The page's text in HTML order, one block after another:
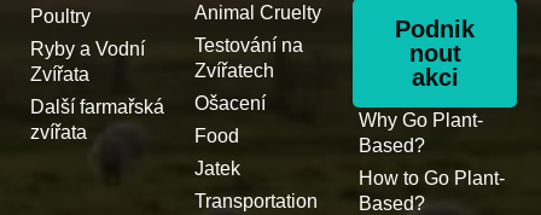
Poultry
Ryby a Vodní
Zvířata
Další farmařská
zvířata
Animal Cruelty
Testování na
Zvířatech
Ošacení
Food
Jatek
Transportation
Podnik
nout
akci
Why Go Plant-
Based?
How to Go Plant-
Based?